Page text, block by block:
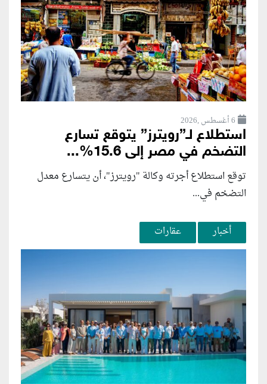
6 أغسطس ,2026
استطلاع لـ”رويترز” يتوقع تسارع
التضخم في مصر إلى 15.6%...
توقع استطلاع أجرته وكالة "رويترز"، أن يتسارع ‌معدل
التضخم في...
أخبار عقارات